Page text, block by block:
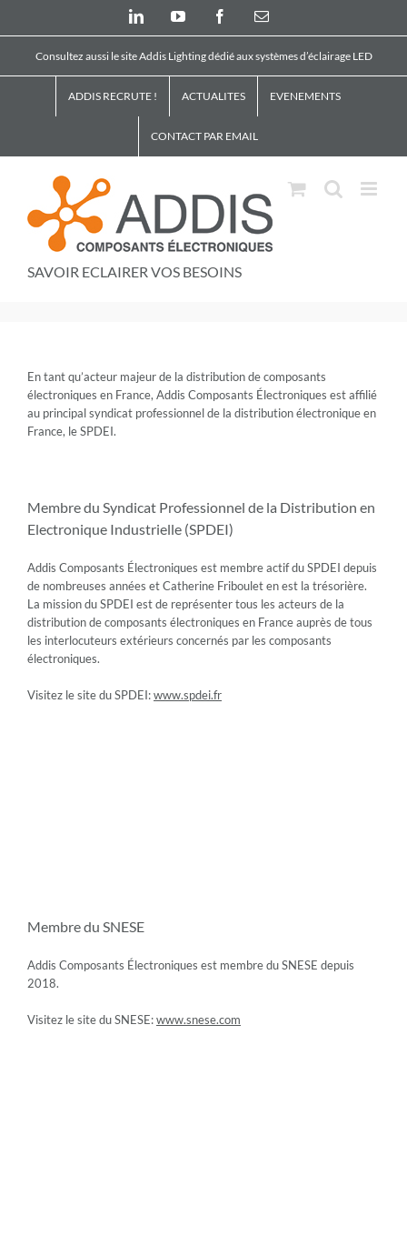
LinkedInYouTube FacebookEmail
Consultez aussi le site Addis Lighting dédié aux systèmes d’éclairage LED
ADDIS RECRUTE ! ACTUALITES EVENEMENTS
CONTACT PAR EMAIL
SAVOIR ECLAIRER VOS BESOINS
En tant qu’acteur majeur de la distribution de composants
électroniques en France, Addis Composants Électroniques est affilié
au principal syndicat professionnel de la distribution électronique en
France, le SPDEI.
Membre du Syndicat Professionnel de la Distribution en
Electronique Industrielle (SPDEI)
Addis Composants Électroniques est membre actif du SPDEI depuis
de nombreuses années et Catherine Friboulet en est la trésorière.
La mission du SPDEI est de représenter tous les acteurs de la
distribution de composants électroniques en France auprès de tous
les interlocuteurs extérieurs concernés par les composants
électroniques.
Visitez le site du SPDEI:www.spdei.fr
Membre du SNESE
Addis Composants Électroniques est membre du SNESE depuis
2018.
Visitez le site du SNESE:www.snese.com